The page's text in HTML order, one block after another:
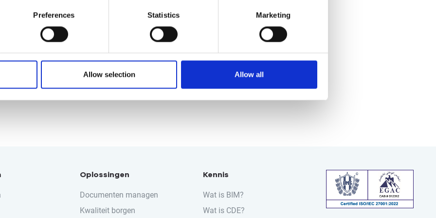
Preferences Statistics Marketing
Allow selection Allow all
Oplossingen
Documenten managen
Kwaliteit borgen
Kennis
Wat is BIM?
Wat is CDE?